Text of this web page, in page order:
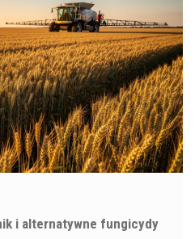
i alternatywne fungicydy